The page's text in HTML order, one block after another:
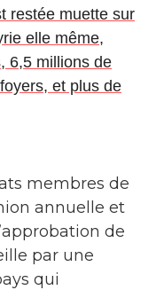
restée muette sur
elle même,
6,5 millions de
et plus de
membres de
annuelle et
de
par une
qui